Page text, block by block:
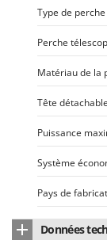
Type de perche
Perche
Matériau de la
Tête
Puissance
Système
Pays de
Données